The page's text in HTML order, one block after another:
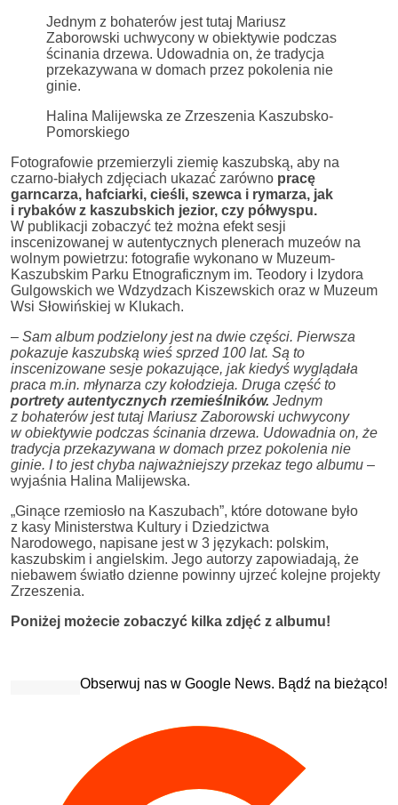
Jednym z bohaterów jest tutaj Mariusz
Zaborowski uchwycony w obiektywie podczas
ścinania drzewa. Udowadnia on, że tradycja
przekazywana w domach przez pokolenia nie
ginie.
Halina Malijewska ze Zrzeszenia Kaszubsko-
Pomorskiego
Fotografowie przemierzyli ziemię kaszubską, aby na
czarno-białych zdjęciach ukazać zarówno pracę
garncarza, hafciarki, cieśli, szewca i rymarza, jak
i rybaków z kaszubskich jezior, czy półwyspu.
W publikacji zobaczyć też można efekt sesji
inscenizowanej w autentycznych plenerach muzeów na
wolnym powietrzu: fotografie wykonano w Muzeum-
Kaszubskim Parku Etnograficznym im. Teodory i Izydora
Gulgowskich we Wdzydzach Kiszewskich oraz w Muzeum
Wsi Słowińskiej w Klukach.
– Sam album podzielony jest na dwie części. Pierwsza
pokazuje kaszubską wieś sprzed 100 lat. Są to
inscenizowane sesje pokazujące, jak kiedyś wyglądała
praca m.in. młynarza czy kołodzieja. Druga część to
portrety autentycznych rzemieślników. Jednym
z bohaterów jest tutaj Mariusz Zaborowski uchwycony
w obiektywie podczas ścinania drzewa. Udowadnia on, że
tradycja przekazywana w domach przez pokolenia nie
ginie. I to jest chyba najważniejszy przekaz tego albumu –
wyjaśnia Halina Malijewska.
„Ginące rzemiosło na Kaszubach”, które dotowane było
z kasy Ministerstwa Kultury i Dziedzictwa
Narodowego, napisane jest w 3 językach: polskim,
kaszubskim i angielskim. Jego autorzy zapowiadają, że
niebawem światło dzienne powinny ujrzeć kolejne projekty
Zrzeszenia.
Poniżej możecie zobaczyć kilka zdjęć z albumu!
Obserwuj nas w Google News. Bądź na bieżąco!